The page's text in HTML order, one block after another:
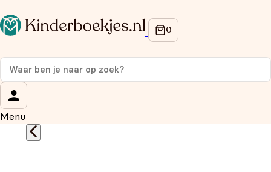
Menu
Op de hoogte blijven van onze acties?
Meld je aan voor onze nieuwsbrief en ontvang
korting
Wat is je voornaam?
Wat is je e-mailadres?